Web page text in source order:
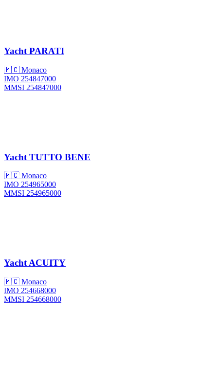
YachtPARATI
🇲🇨 Monaco
IMO 254847000
MMSI 254847000
Yacht TUTTO BENE
🇲🇨 Monaco
IMO 254965000
MMSI 254965000
Yacht ACUITY
🇲🇨 Monaco
IMO 254668000
MMSI 254668000